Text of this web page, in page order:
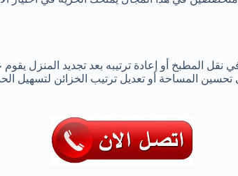
نقل المطبخ أو إعادة ترتيبه بعد تجديد المنزل يقوم
المساحة أو تعديل ترتيب الخزائن لتسهيل